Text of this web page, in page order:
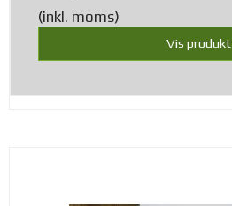
(inkl. moms)
Vis produkt